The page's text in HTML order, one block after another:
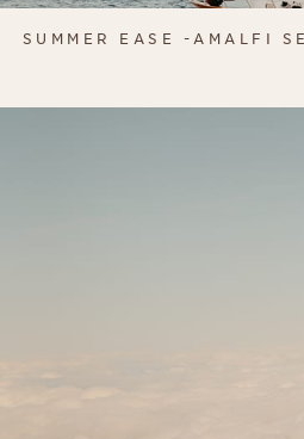
SUMMER EASE -AMALFI